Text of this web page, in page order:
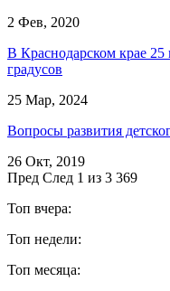
2 Фев, 2020
В Краснодарском крае 25
градусов
25 Мар, 2024
Вопросы развития
26 Окт, 2019
Пред След 1 из 3 369
Топ вчера:
Топ недели:
Топ месяца: